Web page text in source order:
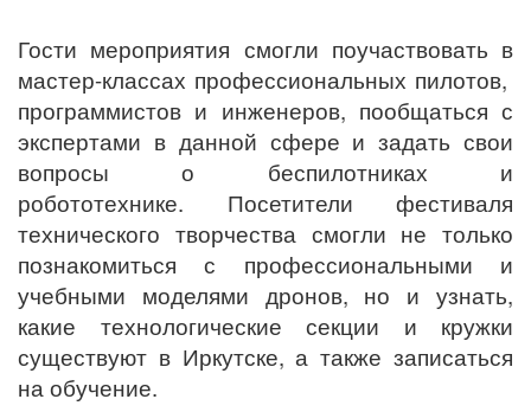
Гости мероприятия смогли поучаствовать в
мастер-классах профессиональных пилотов,
программистов и инженеров, пообщаться с
экспертами в данной сфере и задать свои
вопросы о беспилотниках и
робототехнике. Посетители фестиваля
технического творчества смогли не только
познакомиться с профессиональными и
учебными моделями дронов, но и узнать,
какие технологические секции и кружки
существуют в Иркутске, а также записаться
на обучение.